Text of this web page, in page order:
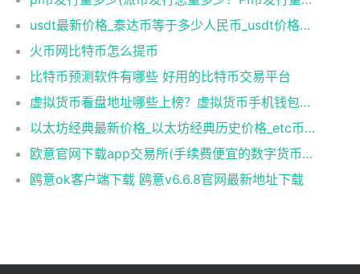
usdt最新价格_泰达币等于多少人民币_usdt价格今日行情_20231207
火币网比特币怎么提币
比特币预测软件有哪些 好用的比特币交易平台
虚拟货币看盘地址哪些上榜？虚拟货币手机钱包交易量排名
以太坊经典最新价格_以太坊经典历史价格_etc币实时价格_20231207
欧意官网下载app交易所(手续费便宜的数字货币交易所)v6.24.34
鸥意ok客户端下载 鸥意v6.6.8官网最新地址下载